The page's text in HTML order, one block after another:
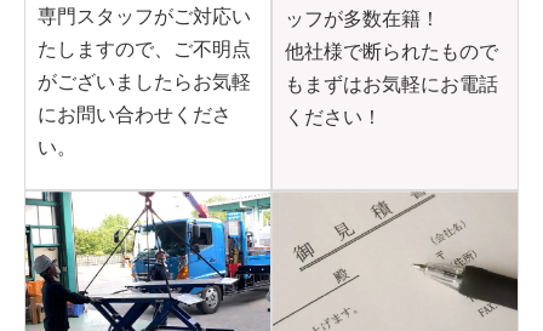
専門スタッフがご対応い
たしますので、ご不明点
がございましたらお気軽
にお問い合わせくださ
い。
ッフが多数在籍！
他社様で断られたもので
もまずはお気軽にお電話
ください！